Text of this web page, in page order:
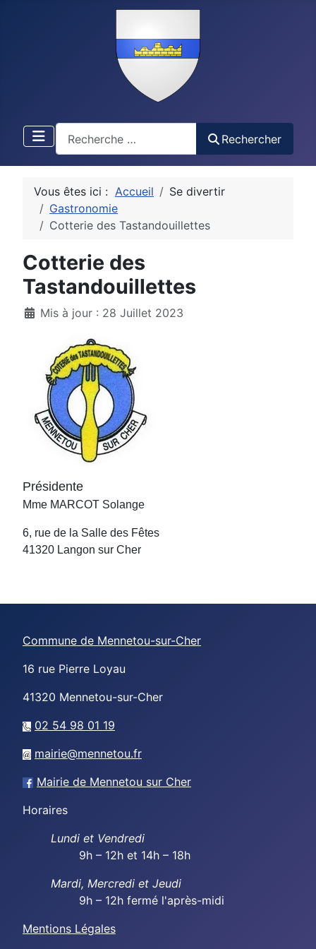
Rechercher
Vous êtes ici : Accueil
Se divertir
Gastronomie
Cotterie des Tastandouillettes
Cotterie des
Tastandouillettes
DétailsMis à jour : 28 Juillet 2023
Présidente
Mme MARCOT Solange
6, rue de la Salle des Fêtes
41320 Langon sur Cher
Commune de Mennetou-sur-Cher
16 rue Pierre Loyau
41320 Mennetou-sur-Cher
02 54 98 01 19
mairie@mennetou.fr
Mairie de Mennetou sur Cher
Horaires
Lundi et Vendredi
9h – 12h et 14h – 18h
Mardi, Mercredi et Jeudi
9h – 12h fermé l'après-midi
Mentions Légales